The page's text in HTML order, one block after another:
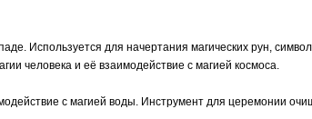
Используется для начертания магических рун,
человека и её взаимодействие с магией космоса.
с магией воды. Инструмент для церемонии